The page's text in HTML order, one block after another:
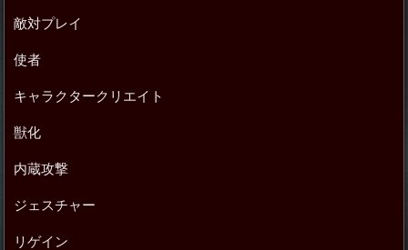
敵対プレイ
使者
キャラクタークリエイト
獣化
内蔵攻撃
ジェスチャー
リゲイン